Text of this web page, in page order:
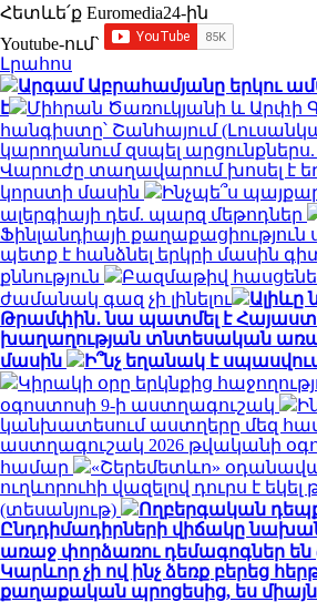
Հետևե՛ք Euromedia24-ին
Youtube-ում`
Լրահոս
Արգամ Աբրահամյանը երկու
է
Միհրան Ծառուկյանի և Արփի
հանգիստը՝ Շանհայում
կարողանում զսպել
Վարուժը տաղավարում խոսել է
կորստի մասին
Ինչպե՞ս
ալերգիայի դեմ. պարզ մեթոդներ
Ֆինլանդիայի
պետք է հանձնել երկրի մասին
քննություն
Բազմաթիվ
ժամանակ գազ չի լինելու
Ալիևը
Թրամփին․ նա պատմել է
խաղաղության տնտեսական
մասին
Ի՞նչ եղանակ է
Կիրակի օրը երկնքից
օգոստոսի 9-ի աստղագուշակ
կանխատեսում աստղերը մեզ
աստղագուշակ 2026 թվականի
համար
«Շերեմետևո»
ուղևորուհի վազելով դուրս է
(տեսանյութ)
Ողբերգական
Ընդդիմադիրների վիճակը
առաջ փորձառու դեմագոգներ են
Կարևոր չի ով ինչ ձեռք բերեց
քաղաքական պրոցեսից, ես միայն